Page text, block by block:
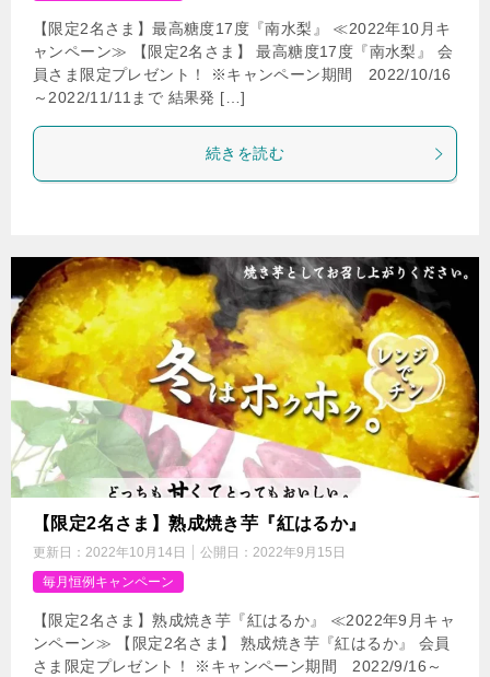
【限定2名さま】最高糖度17度『南水梨』 ≪2022年10月キ
ャンペーン≫ 【限定2名さま】 最高糖度17度『南水梨』 会
員さま限定プレゼント！ ※キャンペーン期間 2022/10/16
～2022/11/11まで 結果発 […]
続きを読む
【限定2名さま】熟成焼き芋『紅はるか』
更新日： 2022年10月14日 公開日： 2022年9月15日
毎月恒例キャンペーン
【限定2名さま】熟成焼き芋『紅はるか』 ≪2022年9月キャ
ンペーン≫ 【限定2名さま】 熟成焼き芋『紅はるか』 会員
さま限定プレゼント！ ※キャンペーン期間 2022/9/16～